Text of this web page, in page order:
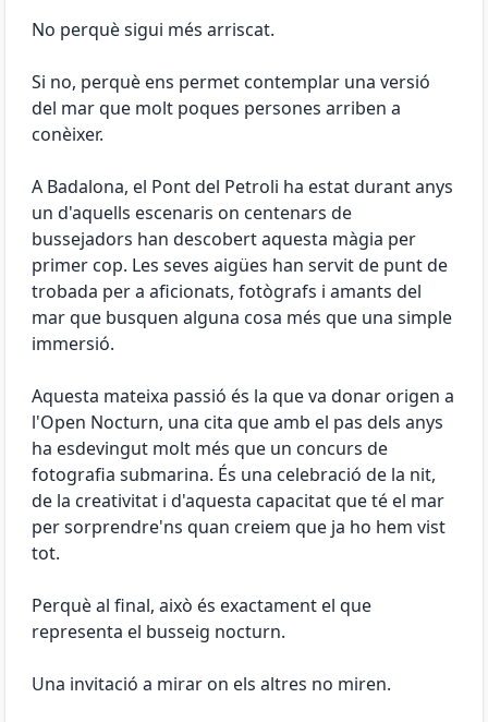
No perquè sigui més arriscat.
Si no, perquè ens permet contemplar una versió
del mar que molt poques persones arriben a
conèixer.
A Badalona, ​​el Pont del Petroli ha estat durant anys
un d'aquells escenaris on centenars de
bussejadors han descobert aquesta màgia per
primer cop. Les seves aigües han servit de punt de
trobada per a aficionats, fotògrafs i amants del
mar que busquen alguna cosa més que una simple
immersió.
Aquesta mateixa passió és la que va donar origen a
l'Open Nocturn, una cita que amb el pas dels anys
ha esdevingut molt més que un concurs de
fotografia submarina. És una celebració de la nit,
de la creativitat i d'aquesta capacitat que té el mar
per sorprendre'ns quan creiem que ja ho hem vist
tot.
Perquè al final, això és exactament el que
representa el busseig nocturn.
Una invitació a mirar on els altres no miren.